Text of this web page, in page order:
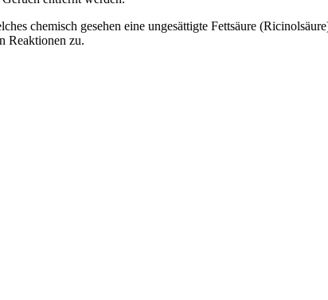
chemisch gesehen eine ungesättigte Fettsäure
Reaktionen zu.